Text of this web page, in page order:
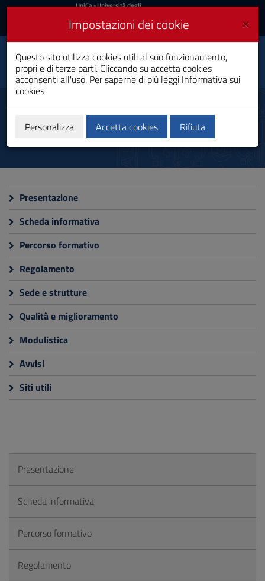
Vai
al
navigazione
sito
al
Footer
UniCa
Accedi
UniCa- Università degli
Accedi UniCA News
Toggle
navigation
Capacities Building for
Global Health
Dottorato di Ricerca
Corso
Presentazione
Scheda informativa
Percorso formativo
Regolamento
Sede e strutture
Qualità e miglioramento
Modulistica
Avvisi
Siti utili
Presentazione
Scheda informativa
Percorso formativo
Regolamento
×
Impostazioni dei cookie
Questo sito utilizza cookies utili al suo funzionamento,
propri e di terze parti. Cliccando su accetta cookies
acconsenti all'uso. Per saperne di più leggi Informativa sui
cookies
Personalizza Accetta cookies Rifiuta